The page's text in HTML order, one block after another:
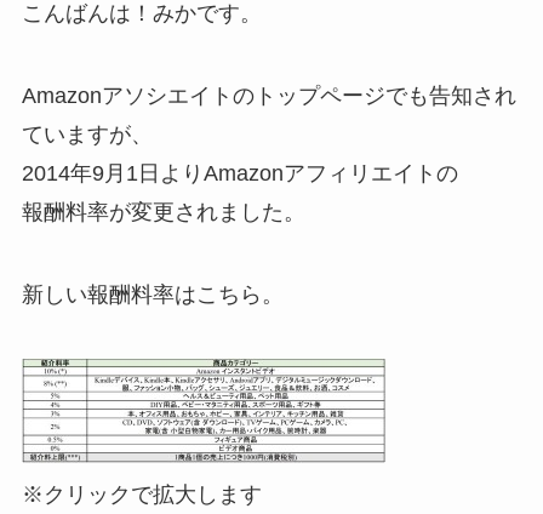
こんばんは！みかです。
Amazonアソシエイトのトップページでも告知され
ていますが、
2014年9月1日よりAmazonアフィリエイトの
報酬料率が変更されました。
新しい報酬料率はこちら。
※クリックで拡大します